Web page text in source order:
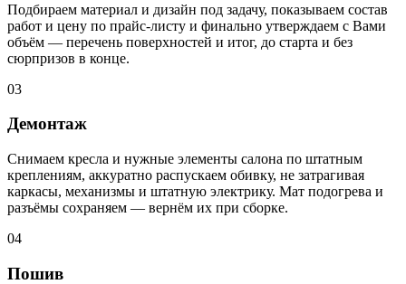
Подбираем материал и дизайн под задачу, показываем состав
работ и цену по прайс-листу и финально утверждаем с Вами
объём — перечень поверхностей и итог, до старта и без
сюрпризов в конце.
03
Демонтаж
Снимаем кресла и нужные элементы салона по штатным
креплениям, аккуратно распускаем обивку, не затрагивая
каркасы, механизмы и штатную электрику. Мат подогрева и
разъёмы сохраняем — вернём их при сборке.
04
Пошив